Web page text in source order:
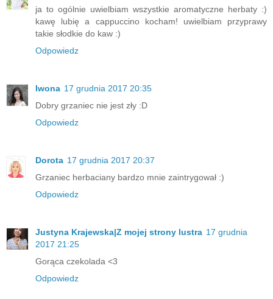
ja to ogólnie uwielbiam wszystkie aromatyczne herbaty :)
kawę lubię a cappuccino kocham! uwielbiam przyprawy
takie słodkie do kaw :)
Odpowiedz
Iwona 17 grudnia 2017 20:35
Dobry grzaniec nie jest zły :D
Odpowiedz
Dorota 17 grudnia 2017 20:37
Grzaniec herbaciany bardzo mnie zaintrygował :)
Odpowiedz
Justyna Krajewska|Z mojej strony lustra 17 grudnia
2017 21:25
Gorąca czekolada <3
Odpowiedz